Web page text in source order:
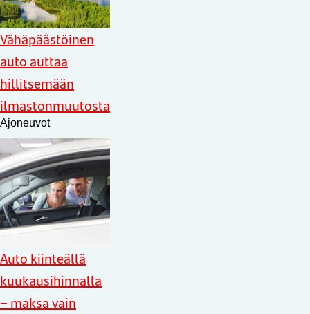
Vähäpäästöinen
auto auttaa
hillitsemään
ilmastonmuutosta
Ajoneuvot
Auto kiinteällä
kuukausihinnalla
– maksa vain